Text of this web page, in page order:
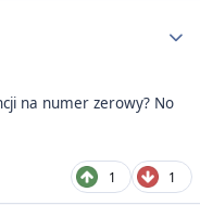
na numer zerowy? No
1 1